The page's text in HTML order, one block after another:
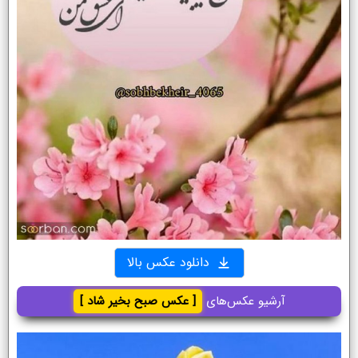
دانلود عکس بالا
آرشیو عکس‌های [ عکس صبح بخیر شاد ]